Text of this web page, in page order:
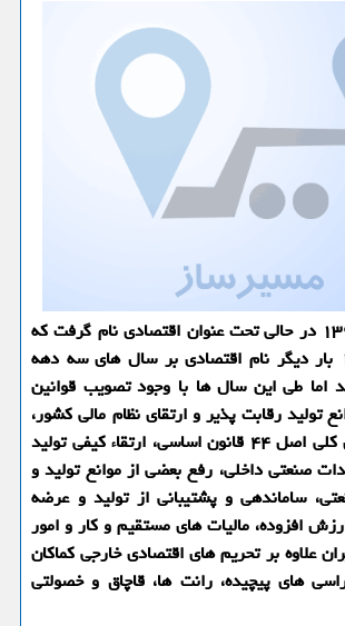
مسیرساز: سال ۱۳۹۷ در حالی تحت عنوان اقتصادی نام گرفت كه
از دهه ۱۳۷۰، ۱۴ بار دیگر نام اقتصادی بر سال های سه دهه
طی این سال ها با وجود تصویب قوانین
تولید رقابت پذیر و ارتقای نظام مالی كشور،
اجرای سیاست های كلی اصل ۴۴ قانون اساسی، ارتقاء كیفی تولید
صنعتی داخلی، رفع بعضی از موانع تولید و
ساماندهی و پشتیبانی از تولید و عرضه
افزوده، مالیات های مستقیم و كار و امور
علاوه بر تحریم های اقتصادی خارجی كماكان
های پیچیده، رانت ها، قاچاق و خصولتی